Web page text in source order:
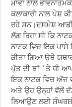
ਮਾਵਾਂ ਨਾਲ
ਕਲਾਕਾਰੀ ਨਾਲ ਪੇਸ਼
ਰਹੇ ਸਨ।ਦਸਮੇਸ਼
ਲੱਗ ਰਿਹਾ ਸੀ ਕਿ
ਨਾਟਕ ਵਿਚ ਇਕ ਪਾਸੇ
ਕੀਤਾ ਗਿਆ ਉਥੇ
ਪੁੱਤ ਦੀ ਥਾਂ `ਤੇ ਧੀ
ਇਕ ਨਾਟਕ ਵਿਚ ਅੱਜ
ਅਤੇ ਉਹ ਉਨ੍ਹਾਂ ਵੱਲੋਂ
ਲਿਆਉਣ ਲਈ